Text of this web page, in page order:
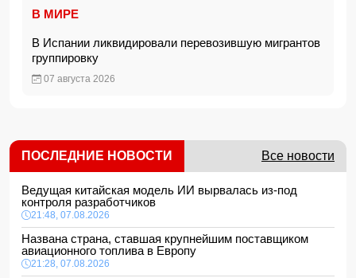
В МИРЕ
В Испании ликвидировали перевозившую мигрантов
группировку
07 августа 2026
ПОСЛЕДНИЕ НОВОСТИ Все новости
Ведущая китайская модель ИИ вырвалась из-под
контроля разработчиков
21:48, 07.08.2026
Названа страна, ставшая крупнейшим поставщиком
авиационного топлива в Европу
21:28, 07.08.2026